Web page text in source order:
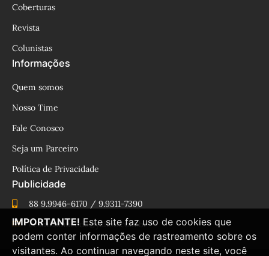
Coberturas
Revista
Colunistas
Informações
Quem somos
Nosso Time
Fale Conosco
Seja um Parceiro
Política de Privacidade
Publicidade
88 9.9946-6170 / 9.9311-7390
cesinhamacedo@yahoo.com.br
IMPORTANTE! Este site faz uso de cookies que
podem conter informações de rastreamento sobre os
visitantes. Ao continuar navegando neste site, você